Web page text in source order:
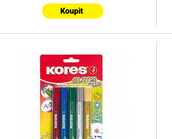
Koupit